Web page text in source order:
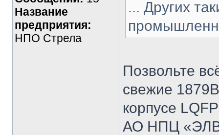
Название
предприятия:
НПО Стрела
... Других
Позвольте
свежие
корпусе
АО НПЦ